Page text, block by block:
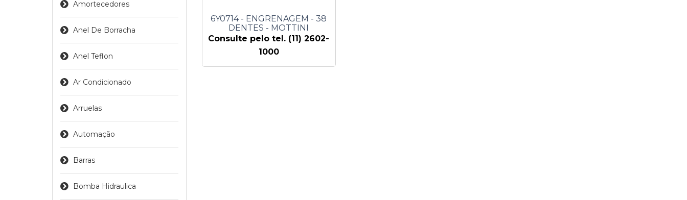
Amortecedores
Anel De Borracha
Anel Teflon
Ar Condicionado
Arruelas
Automação
Barras
Bomba Hidraulica
6Y0714 - ENGRENAGEM - 38
DENTES - MOTTINI
Consulte pelo tel. (11) 2602-
1000